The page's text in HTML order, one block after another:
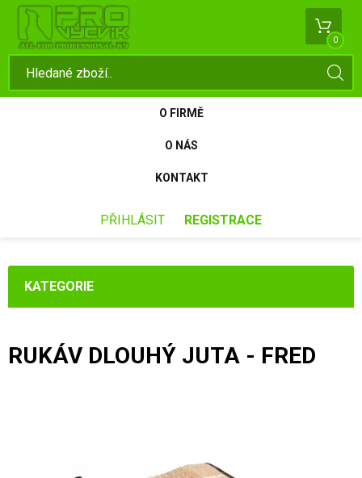
0
O FIRMĚ
O NÁS
KONTAKT
PŘIHLÁSIT REGISTRACE
KATEGORIE
RUKÁV DLOUHÝ JUTA - FRED